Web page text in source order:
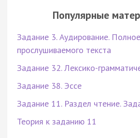
Популярные
Задание 3. Аудирование.
прослушиваемого текста
Задание 32. Лексико-
Задание 38. Эссе
Задание 11. Раздел чтение.
Теория к заданию 11